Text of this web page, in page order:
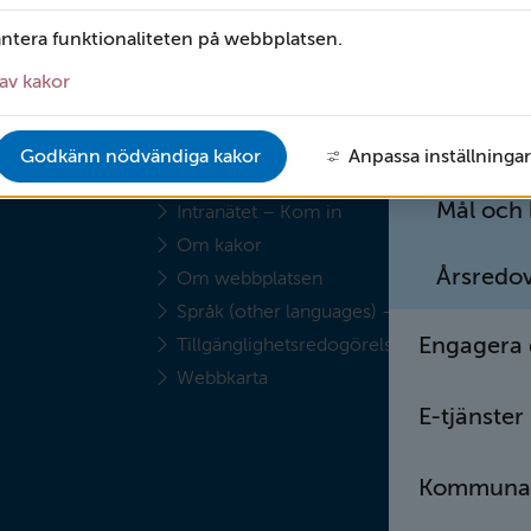
funktionaliteten på webbplatsen.
kakor
Godkänn nödvändiga kakor Anpassa inställningar
Mål och
E-tjänster
OM WEBBPLATSEN
A till Ö
Intranätet – Kom in
Om kakor
Om webbplatsen
Språk (other languages) - translate
Tillgänglighetsredogörelse
Webbkarta